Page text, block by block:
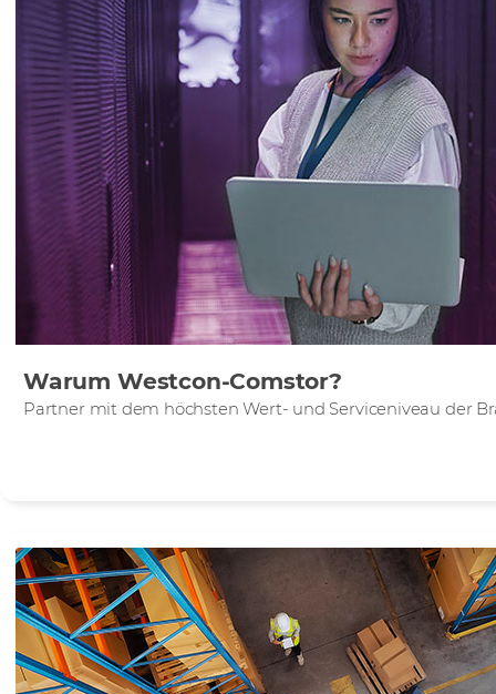
Warum Westcon-Comstor?
Partner mit dem höchsten Wert- und Serviceniveau der